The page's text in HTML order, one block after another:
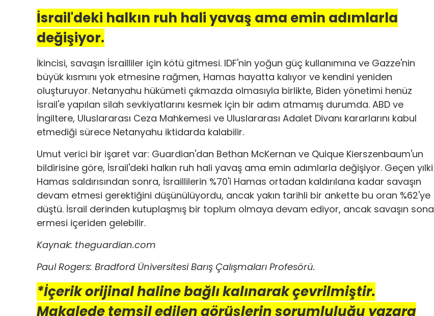
İsrail'deki halkın ruh hali yavaş ama emin adımlarla
değişiyor.
İkincisi, savaşın İsrailliler için kötü gitmesi. IDF'nin yoğun güç kullanımına ve Gazze'nin
büyük kısmını yok etmesine rağmen, Hamas hayatta kalıyor ve kendini yeniden
oluşturuyor. Netanyahu hükümeti çıkmazda olmasıyla birlikte, Biden yönetimi henüz
İsrail'e yapılan silah sevkiyatlarını kesmek için bir adım atmamış durumda. ABD ve
İngiltere, Uluslararası Ceza Mahkemesi ve Uluslararası Adalet Divanı kararlarını kabul
etmediği sürece Netanyahu iktidarda kalabilir.
Umut verici bir işaret var: Guardian'dan Bethan McKernan ve Quique Kierszenbaum'un
bildirisine göre, İsrail'deki halkın ruh hali yavaş ama emin adımlarla değişiyor. Geçen yılki
Hamas saldırısından sonra, İsraillilerin %70'i Hamas ortadan kaldırılana kadar savaşın
devam etmesi gerektiğini düşünülüyordu, ancak yakın tarihli bir ankette bu oran %62'ye
düştü. İsrail derinden kutuplaşmış bir toplum olmaya devam ediyor, ancak savaşın sona
ermesi içeriden gelebilir.
Kaynak: theguardian.com
Paul Rogers: Bradford Üniversitesi Barış Çalışmaları Profesörü.
*İçerik orijinal haline bağlı kalınarak çevrilmiştir.
Makalede temsil edilen görüşlerin sorumluluğu yazara